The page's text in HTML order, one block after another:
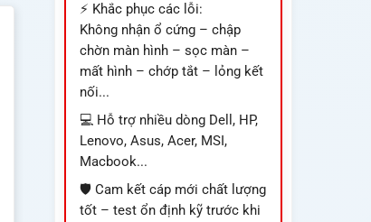
⚡ Khắc phục các lỗi:
Không nhận ổ cứng – chập
chờn màn hình – sọc màn –
mất hình – chớp tắt – lỏng kết
nối...
💻 Hỗ trợ nhiều dòng Dell, HP,
Lenovo, Asus, Acer, MSI,
Macbook...
🛡️ Cam kết cáp mới chất lượng
tốt – test ổn định kỹ trước khi